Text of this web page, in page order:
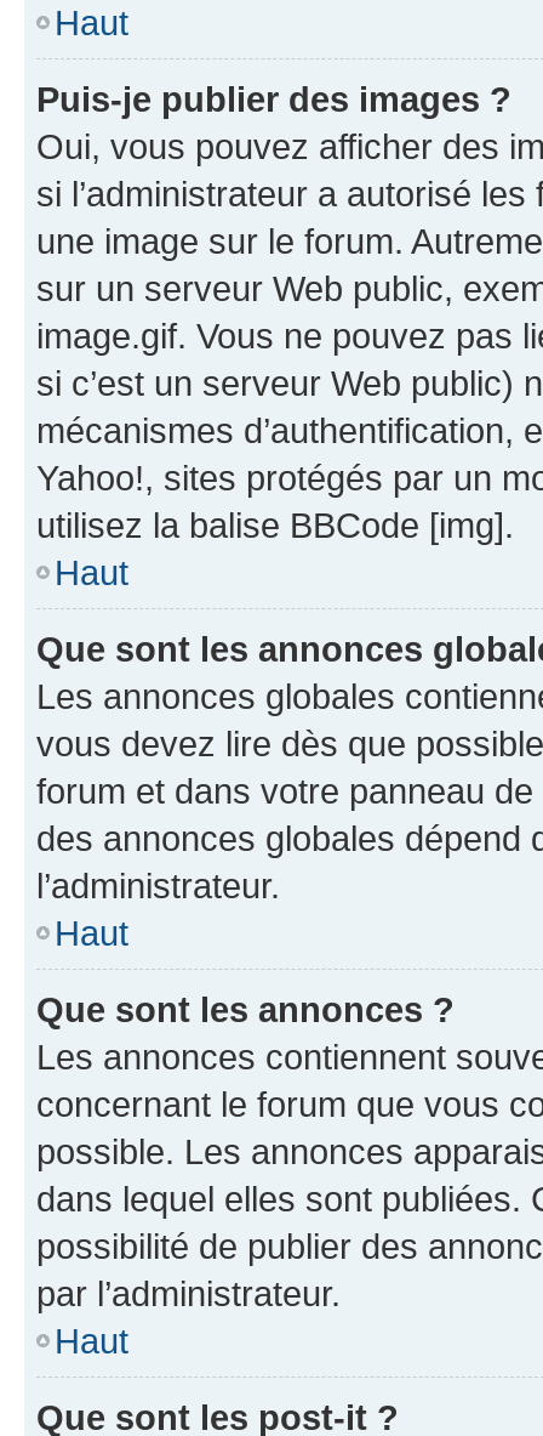
Haut
Puis-je publier des images ?
Oui, vous pouvez afficher des
si l’administrateur a autorisé
une image sur le forum.
sur un serveur Web public,
image.gif. Vous ne pouvez pas
si c’est un serveur Web public)
mécanismes d’authentification,
Yahoo!, sites protégés par un
utilisez la balise BBCode [img].
Haut
Que sont les annonces
Les annonces globales
vous devez lire dès que
forum et dans votre panneau
des annonces globales dépend
l’administrateur.
Haut
Que sont les annonces ?
Les annonces contiennent
concernant le forum que vous
possible. Les annonces
dans lequel elles sont publiées.
possibilité de publier des
par l’administrateur.
Haut
Que sont les post-it ?